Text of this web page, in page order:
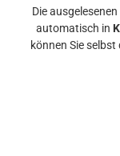
Die
automatisch in
können Sie